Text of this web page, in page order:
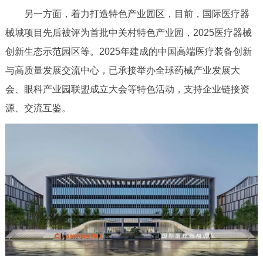
另一方面，着力打造特色产业园区，目前，国际医疗器
械城项目先后被评为首批中关村特色产业园，2025医疗器械
创新生态示范园区等。2025年建成的中国高端医疗装备创新
与高质量发展交流中心，已承接举办全球药械产业发展大
会、眼科产业园联盟成立大会等特色活动，支持企业链接资
源、交流互鉴。